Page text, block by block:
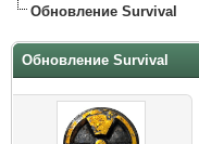
Обновление Survival
Обновление Survival